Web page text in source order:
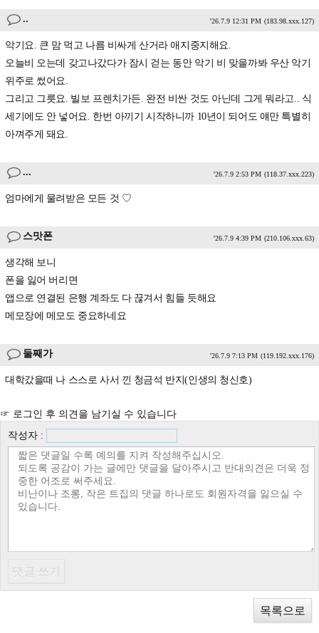
.. '26.7.9 12:31 PM (183.98.xxx.127)
악기요. 큰 맘 먹고 나름 비싸게 산거라 애지중지해요.
오늘비 오는데 갖고나갔다가 잠시 걷는 동안 악기 비 맞을까봐 우산 악기
위주로 썼어요.
그리고 그릇요. 빌보 프렌치가든. 완전 비싼 것도 아닌데 그게 뭐라고.. 식
세기에도 안 넣어요. 한번 아끼기 시작하니까 10년이 되어도 얘만 특별히
아껴주게 돼요.
... '26.7.9 2:53 PM (118.37.xxx.223)
엄마에게 물려받은 모든 것 ♡
스맛폰 '26.7.9 4:39 PM (210.106.xxx.63)
생각해 보니
폰을 잃어 버리면
앱으로 연결된 은행 계좌도 다 끊겨서 힘들 듯해요
메모장에 메모도 중요하네요
둘째가 '26.7.9 7:13 PM (119.192.xxx.176)
대학갔을때 나 스스로 사서 낀 청금석 반지(인생의 청신호)
☞ 로그인 후 의견을 남기실 수 있습니다
작성자 :
목록으로